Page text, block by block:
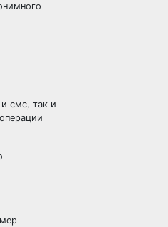
смс, так и